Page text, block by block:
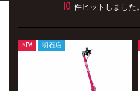
10 件ヒットしました。
NEW 明石店